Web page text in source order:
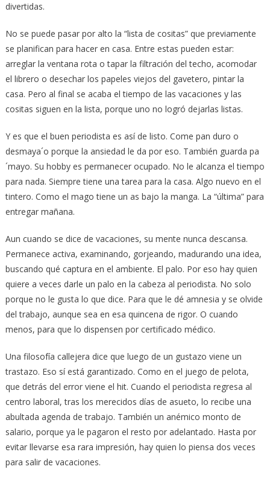
divertidas.
No se puede pasar por alto la “lista de cositas” que previamente
se planifican para hacer en casa. Entre estas pueden estar:
arreglar la ventana rota o tapar la filtración del techo, acomodar
el librero o desechar los papeles viejos del gavetero, pintar la
casa. Pero al final se acaba el tiempo de las vacaciones y las
cositas siguen en la lista, porque uno no logró dejarlas listas.
Y es que el buen periodista es así de listo. Come pan duro o
desmaya´o porque la ansiedad le da por eso. También guarda pa
´mayo. Su hobby es permanecer ocupado. No le alcanza el tiempo
para nada. Siempre tiene una tarea para la casa. Algo nuevo en el
tintero. Como el mago tiene un as bajo la manga. La “última” para
entregar mañana.
Aun cuando se dice de vacaciones, su mente nunca descansa.
Permanece activa, examinando, gorjeando, madurando una idea,
buscando qué captura en el ambiente. El palo. Por eso hay quien
quiere a veces darle un palo en la cabeza al periodista. No solo
porque no le gusta lo que dice. Para que le dé amnesia y se olvide
del trabajo, aunque sea en esa quincena de rigor. O cuando
menos, para que lo dispensen por certificado médico.
Una filosofía callejera dice que luego de un gustazo viene un
trastazo. Eso sí está garantizado. Como en el juego de pelota,
que detrás del error viene el hit. Cuando el periodista regresa al
centro laboral, tras los merecidos días de asueto, lo recibe una
abultada agenda de trabajo. También un anémico monto de
salario, porque ya le pagaron el resto por adelantado. Hasta por
evitar llevarse esa rara impresión, hay quien lo piensa dos veces
para salir de vacaciones.